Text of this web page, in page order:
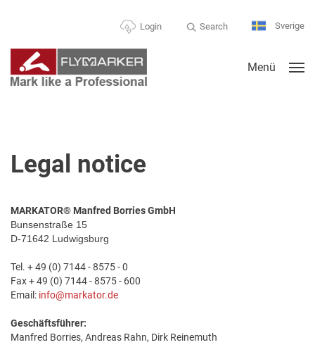
Login Search Sverige
Menü
Legal notice
MARKATOR® Manfred Borries GmbH
Bunsenstraße 15
D-71642 Ludwigsburg
Tel. + 49 (0) 7144 - 8575 - 0
Fax + 49 (0) 7144 - 8575 - 600
Email: info@markator.de
Geschäftsführer:
Manfred Borries, Andreas Rahn, Dirk Reinemuth